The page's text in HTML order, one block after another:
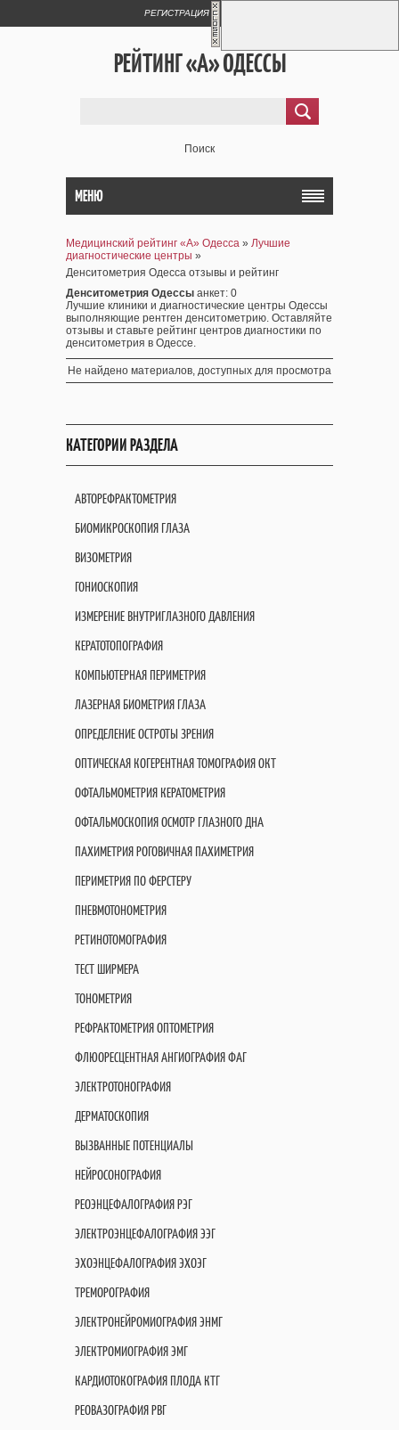
РЕГИСТРАЦИЯ
РЕЙТИНГ «А» ОДЕССЫ
Поиск
МЕНЮ
Медицинский рейтинг «А» Одесса » Лучшие
диагностические центры »
Денситометрия Одесса отзывы и рейтинг
Денситометрия Одессы анкет: 0
Лучшие клиники и диагностические центры Одессы
выполняющие рентген денситометрию. Оставляйте
отзывы и ставьте рейтинг центров диагностики по
денситометрия в Одессе.
Не найдено материалов, доступных для просмотра
КАТЕГОРИИ РАЗДЕЛА
АВТОРЕФРАКТОМЕТРИЯ
БИОМИКРОСКОПИЯ ГЛАЗА
ВИЗОМЕТРИЯ
ГОНИОСКОПИЯ
ИЗМЕРЕНИЕ ВНУТРИГЛАЗНОГО ДАВЛЕНИЯ
КЕРАТОТОПОГРАФИЯ
КОМПЬЮТЕРНАЯ ПЕРИМЕТРИЯ
ЛАЗЕРНАЯ БИОМЕТРИЯ ГЛАЗА
ОПРЕДЕЛЕНИЕ ОСТРОТЫ ЗРЕНИЯ
ОПТИЧЕСКАЯ КОГЕРЕНТНАЯ ТОМОГРАФИЯ OКT
ОФТАЛЬМОМЕТРИЯ КЕРАТОМЕТРИЯ
ОФТАЛЬМОСКОПИЯ ОСМОТР ГЛАЗНОГО ДНА
ПАХИМЕТРИЯ РОГОВИЧНАЯ ПАХИМЕТРИЯ
ПЕРИМЕТРИЯ ПО ФЕРСТЕРУ
ПНЕВМОТОНОМЕТРИЯ
РЕТИНОТОМОГРАФИЯ
ТЕСТ ШИРМЕРА
ТОНОМЕТРИЯ
РЕФРАКТОМЕТРИЯ ОПТОМЕТРИЯ
ФЛЮОРЕСЦЕНТНАЯ АНГИОГРАФИЯ ФАГ
ЭЛЕКТРОТОНОГРАФИЯ
ДЕРМАТОСКОПИЯ
ВЫЗВАННЫЕ ПОТЕНЦИАЛЫ
НЕЙРОСОНОГРАФИЯ
РЕОЭНЦЕФАЛОГРАФИЯ РЭГ
ЭЛЕКТРОЭНЦЕФАЛОГРАФИЯ ЭЭГ
ЭХОЭНЦЕФАЛОГРАФИЯ ЭХОЭГ
ТРЕМОРОГРАФИЯ
ЭЛЕКТРОНЕЙРОМИОГРАФИЯ ЭНМГ
ЭЛЕКТРОМИОГРАФИЯ ЭМГ
КАРДИОТОКОГРАФИЯ ПЛОДА КТГ
РЕОВАЗОГРАФИЯ РВГ